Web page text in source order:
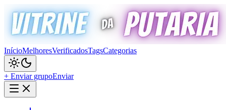
InícioMelhoresVerificadosTagsCategorias
+ Enviar grupoEnviar